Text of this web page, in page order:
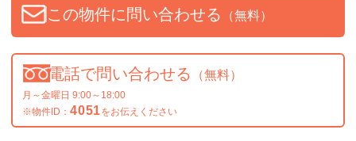
この物件に問い合わせる （無料）
電話で問い合わせる （無料）
月～金曜日 9:00～18:00
※物件ID： 4051をお伝えください